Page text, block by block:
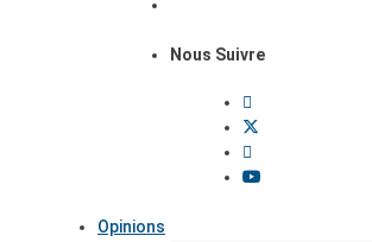
Nous Suivre
Opinions